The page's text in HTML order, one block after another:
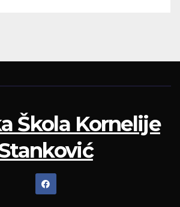
Škola Kornelije